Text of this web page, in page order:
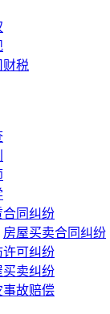
财税
合同纠纷
房屋买卖合同纠纷
许可纠纷
买卖纠纷
事故赔偿